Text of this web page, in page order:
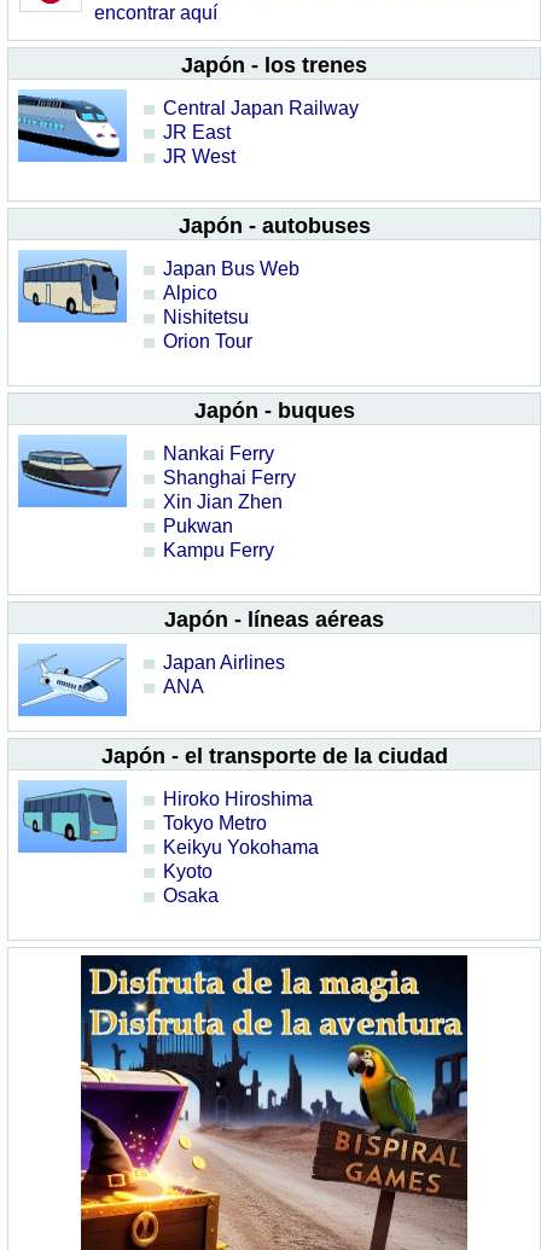
encontrar aquí
Japón - los trenes
Central Japan Railway
JR East
JR West
Japón - autobuses
Japan Bus Web
Alpico
Nishitetsu
Orion Tour
Japón - buques
Nankai Ferry
Shanghai Ferry
Xin Jian Zhen
Pukwan
Kampu Ferry
Japón - líneas aéreas
Japan Airlines
ANA
Japón - el transporte de la ciudad
Hiroko Hiroshima
Tokyo Metro
Keikyu Yokohama
Kyoto
Osaka